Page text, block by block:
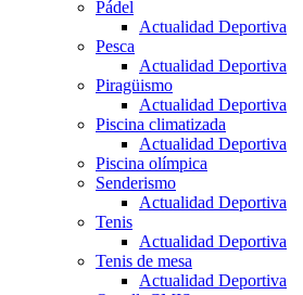
Pádel
Actualidad Deportiva
Pesca
Actualidad Deportiva
Piragüismo
Actualidad Deportiva
Piscina climatizada
Actualidad Deportiva
Piscina olímpica
Senderismo
Actualidad Deportiva
Tenis
Actualidad Deportiva
Tenis de mesa
Actualidad Deportiva